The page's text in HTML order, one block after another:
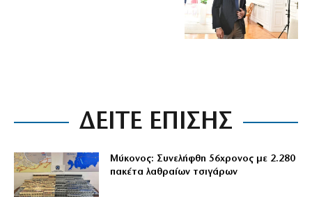
ΔΕΙΤΕ ΕΠΙΣΗΣ
Μύκονος: Συνελήφθη 56χρονος με 2.280
πακέτα λαθραίων τσιγάρων